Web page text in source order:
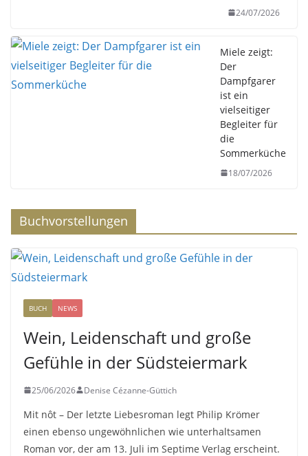
24/07/2026
Miele zeigt:
Der
Dampfgarer
ist ein
vielseitiger
Begleiter für
die
Sommerküche
18/07/2026
Buchvorstellungen
BUCH NEWS
Wein, Leidenschaft und große
Gefühle in der Südsteiermark
25/06/2026 Denise Cézanne-Güttich
Mit nôt – Der letzte Liebesroman legt Philip Krömer
einen ebenso ungewöhnlichen wie unterhaltsamen
Roman vor, der am 13. Juli im Septime Verlag erscheint.